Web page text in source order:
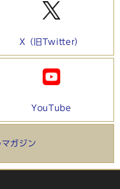
X（旧Twitter）
YouTube
マガジン